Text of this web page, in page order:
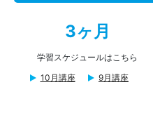
3ヶ月
学習スケジュールはこちら
10月講座
9月講座